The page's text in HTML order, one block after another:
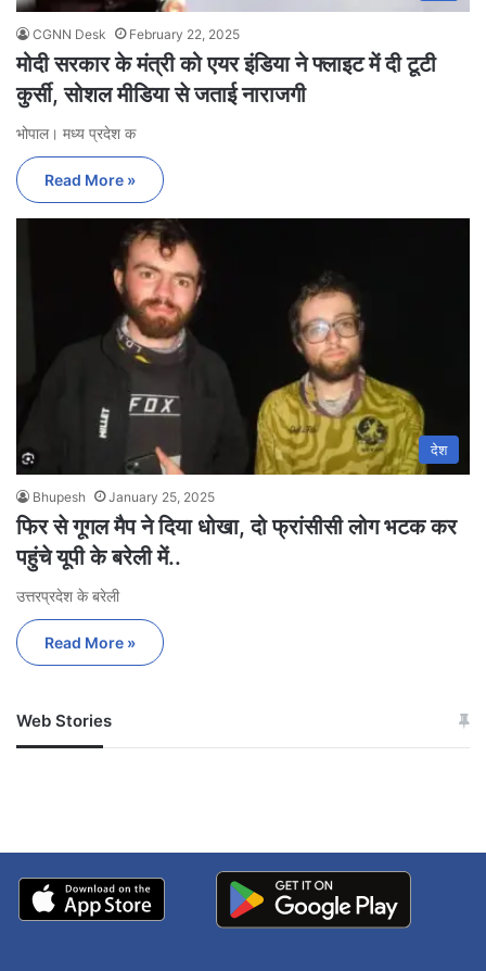
CGNN Desk February 22, 2025
मोदी सरकार के मंत्री को एयर इंडिया ने फ्लाइट में दी टूटी
कुर्सी, सोशल मीडिया से जताई नाराजगी
भोपाल। मध्य प्रदेश क
Read More »
देश
Bhupesh January 25, 2025
फिर से गूगल मैप ने दिया धोखा, दो फ्रांसीसी लोग भटक कर
पहुंचे यूपी के बरेली में..
उत्तरप्रदेश के बरेली
Read More »
Web Stories
जम्मू-कश्मीर में बारिश से
अपडेट
खाई में धक्का… आरोपियों ने